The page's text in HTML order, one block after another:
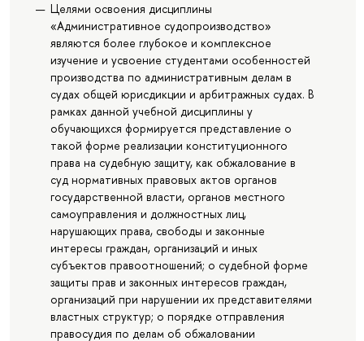
Целями освоения дисциплины
«Административное судопроизводство»
являются более глубокое и комплексное
изучение и усвоение студентами особенностей
производства по административным делам в
судах общей юрисдикции и арбитражных судах. В
рамках данной учебной дисциплины у
обучающихся формируется представление о
такой форме реализации конституционного
права на судебную защиту, как обжалование в
суд нормативных правовых актов органов
государственной власти, органов местного
самоуправления и должностных лиц,
нарушающих права, свободы и законные
интересы граждан, организаций и иных
субъектов правоотношений; о судебной форме
защиты прав и законных интересов граждан,
организаций при нарушении их представителями
властных структур; о порядке отправления
правосудия по делам об обжаловании